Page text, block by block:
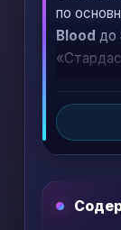
по
Blood до
между